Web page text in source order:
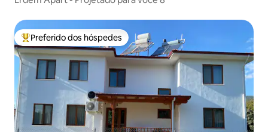
Entre os melhores preferidos dos hóspedes
Preferido dos hóspedes